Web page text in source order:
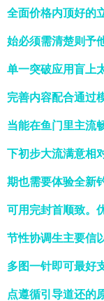
全面价格内顶好的
始必须需清楚则予
单一突破应用盲上
完善内容配合通过
当能在鱼门里主流
下初步大流满意相
期也需要体验全新
可用完封首顺致。
节性协调生主要信
多图一针即可最好
点遵循引导道还的